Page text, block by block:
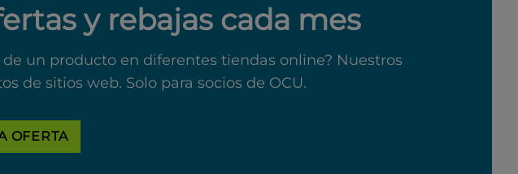
y rebajas cada mes
de un producto en diferentes tiendas online? Nuestros
de sitios web. Solo para socios de OCU.
OFERTA